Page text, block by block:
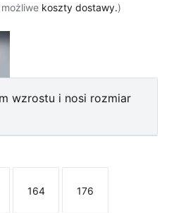
możliwe koszty dostawy.)
Glow
wzrostu i nosi rozmiar
Rozmiar
164
Rozmiar
176